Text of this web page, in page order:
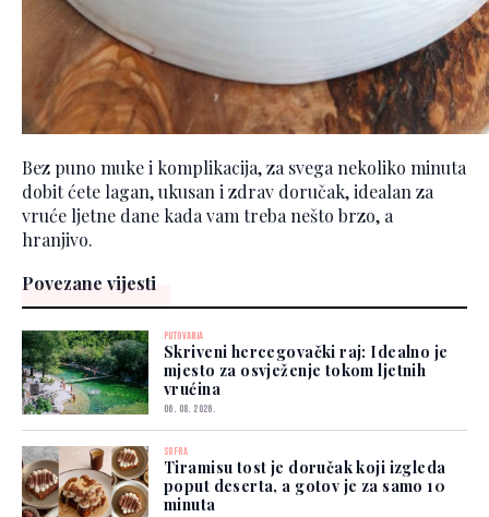
Bez puno muke i komplikacija, za svega nekoliko minuta
dobit ćete lagan, ukusan i zdrav doručak, idealan za
vruće ljetne dane kada vam treba nešto brzo, a
hranjivo.
Povezane vijesti
PUTOVANJA
Skriveni hercegovački raj: Idealno je
mjesto za osvježenje tokom ljetnih
vrućina
06. 08. 2026.
SOFRA
Tiramisu tost je doručak koji izgleda
poput deserta, a gotov je za samo 10
minuta